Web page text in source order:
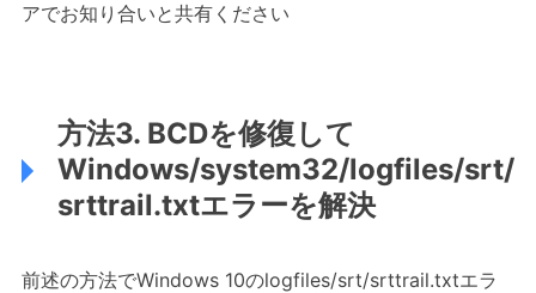
アでお知り合いと共有ください
方法3. BCDを修復して
Windows/system32/logfiles/srt/
srttrail.txtエラーを解決
前述の方法でWindows 10のlogfiles/srt/srttrail.txtエラ